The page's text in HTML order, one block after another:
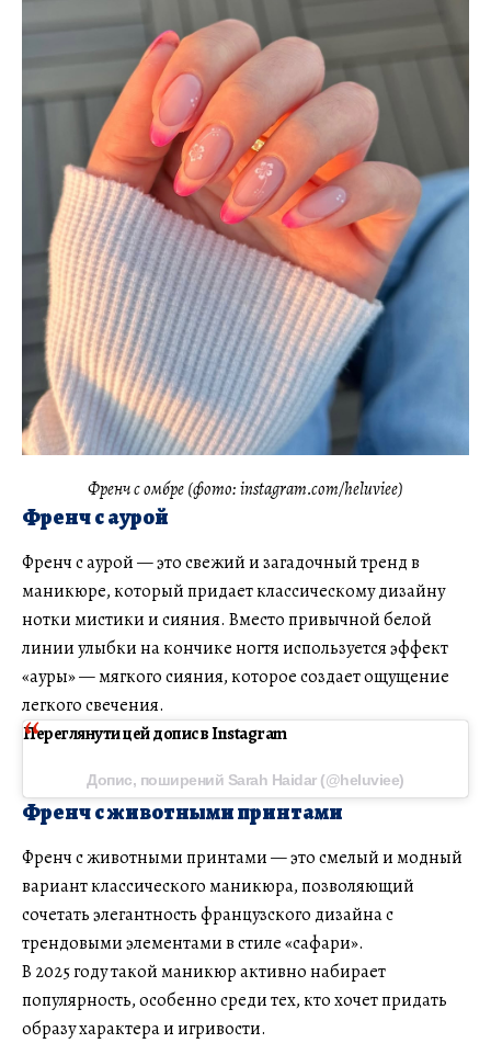
Френч с омбре (фото: instagram.com/heluviee)
Френч с аурой
Френч с аурой — это свежий и загадочный тренд в
маникюре, который придает классическому дизайну
нотки мистики и сияния. Вместо привычной белой
линии улыбки на кончике ногтя используется эффект
«ауры» — мягкого сияния, которое создает ощущение
легкого свечения.
Переглянути цей допис в Instagram
Допис, поширений Sarah Haidar (@heluviee)
Френч с животными принтами
Френч с животными принтами — это смелый и модный
вариант классического маникюра, позволяющий
сочетать элегантность французского дизайна с
трендовыми элементами в стиле «сафари».
В 2025 году такой маникюр активно набирает
популярность, особенно среди тех, кто хочет придать
образу характера и игривости.